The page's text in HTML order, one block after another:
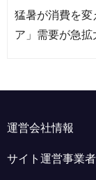
猛暑が消費を
ア」需要が急拡
運営会社情報
サイト運営事業